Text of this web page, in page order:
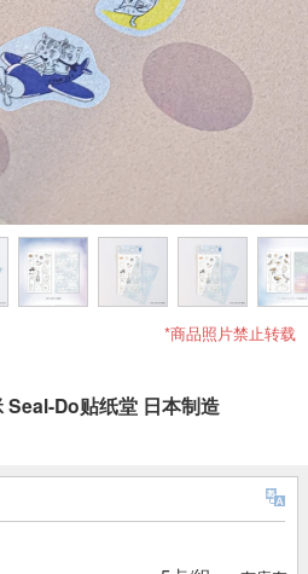
*商品照片禁止转载
Seal-Do贴纸堂 日本制造